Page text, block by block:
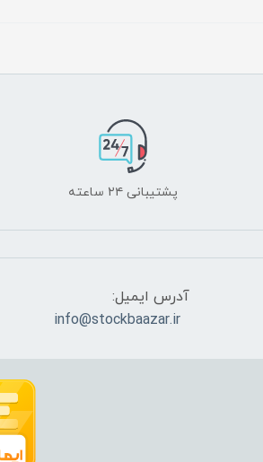
پشتیبانی ۲۴ ساعته
آدرس ایمیل:
info@stockbaazar.ir